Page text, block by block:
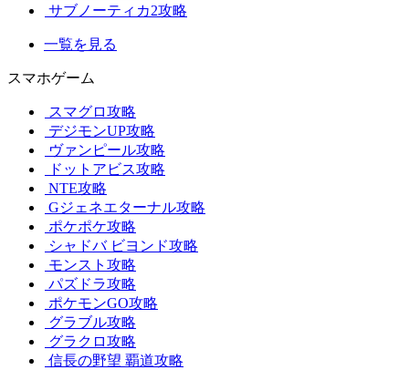
サブノーティカ2攻略
一覧を見る
スマホゲーム
スマグロ攻略
デジモンUP攻略
ヴァンピール攻略
ドットアビス攻略
NTE攻略
Gジェネエターナル攻略
ポケポケ攻略
シャドバ ビヨンド攻略
モンスト攻略
パズドラ攻略
ポケモンGO攻略
グラブル攻略
グラクロ攻略
信長の野望 覇道攻略